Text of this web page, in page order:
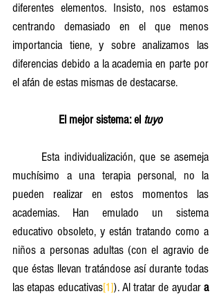
diferentes elementos. Insisto, nos estamos
centrando demasiado en el que menos
importancia tiene, y sobre analizamos las
diferencias debido a la academia en parte por
el afán de estas mismas de destacarse.
El mejor sistema: el tuyo
muchísimo a una terapia personal, no la
pueden realizar en estos momentos las
academias. Han emulado un sistema
educativo obsoleto, y están tratando como a
niños a personas adultas (con el agravio de
que éstas llevan tratándose así durante todas
las etapas educativas[1]). Al tratar de ayudar a